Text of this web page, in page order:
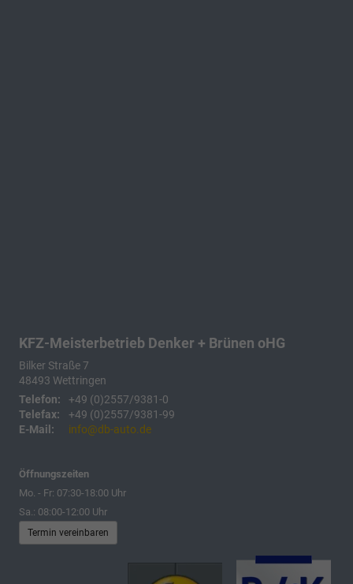
KFZ-Meisterbetrieb Denker + Brünen oHG
Bilker Straße 7
48493 Wettringen
Telefon:
+49 (0)2557/9381-0
Telefax:
+49 (0)2557/9381-99
E-Mail:
info@db-auto.de
Öffnungszeiten
Mo. - Fr: 07:30-18:00 Uhr
Sa.: 08:00-12:00 Uhr
Termin vereinbaren